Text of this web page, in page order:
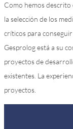
Como hemos descrito
la selección de los
críticos para
Gesprolog está a su
proyectos de
existentes. La
proyectos.